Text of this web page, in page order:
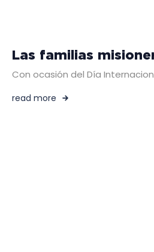
Las familias
Con ocasión del Día
read more